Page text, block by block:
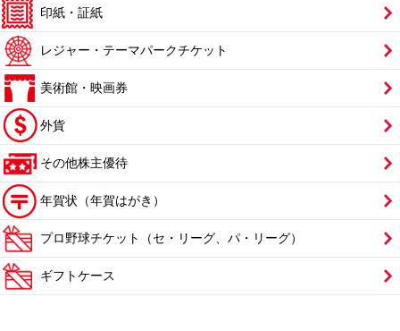
印紙・証紙
レジャー・テーマパークチケット
美術館・映画券
外貨
その他株主優待
年賀状（年賀はがき）
プロ野球チケット（セ・リーグ、パ・リーグ）
ギフトケース